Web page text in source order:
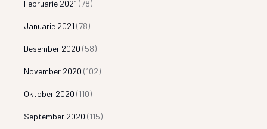
Februarie 2021 (78)
Januarie 2021 (78)
Desember 2020 (58)
November 2020 (102)
Oktober 2020 (110)
September 2020 (115)